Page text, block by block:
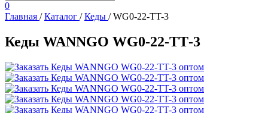
0
Главная / Каталог / Кеды / WG0-22-TT-3
Кеды WANNGO WG0‑22‑TT‑3